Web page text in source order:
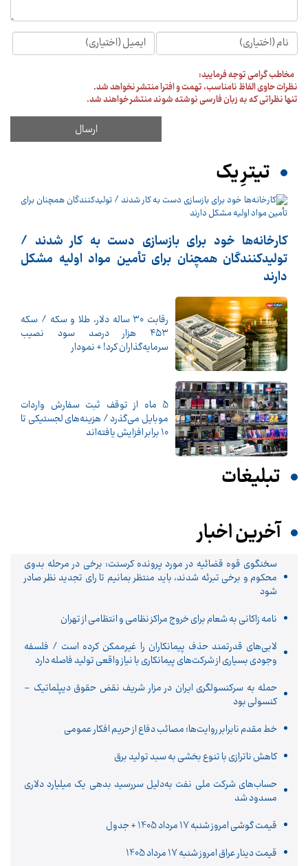
مخاطب گرامی توجه فرمایید:
نظرات حاوی الفاظ نامناسب، تهمت و افترا منتشر نخواهد شد.
تنها نظراتی که به زبان فارسی نوشته شوند منتشر خواهند شد.
تیترِ یک
کارخانه‌ها خود برای بازسازی دست به کار شدند /
تولیدکنندگان همچنان برای تأمین مواد اولیه مشکل
دارند
رقابت ۳۰ ساله دلار، طلا و سکه / سکه
۴۵۳ هزار درصد سود نصیب
سرمایه‌گذاران کرد! + نمودار
5 ماه از توقف ثبت سفارش واردات
موبایل می‌گذرد / هزینه‌های لجستیکی تا
10 برابر افزایش یافته‌اند
تبلیغات
آخرین اخبار
سخنگوی قوه قضائیه در مورد پرونده کرسنت: برخی در مرحله بدوی
محکوم و برخی تبرئه شدند، باید منتظر بمانیم تا رای تجدید نظر صادر
شود
نامه زاکانی به شعام برای خروج مراکز نظامی و انتظامی از تهران
لابی‌های قدرتمند حذف پیمانکاران را غیرممکن کرده است / فلسفه
وجودی بسیاری از شرکت‌های پیمانکاری با نیاز واقعی تولید فاصله دارد
حمله به سرکنسولگری ایران در مزار شریف نقض حقوق دیپلماتیک –
کنسولی بود
خط مقدم نابرابر روایت‌ها؛ مصائب دفاع از حریم افکار عمومی
کاهش ناترازی با تنوع بخشی به سبد تولید برق
حساب‌های شرکت ملی نفت به‌دلیل سررسید بدهی یک میلیارد دلاری
مسدود شد
قیمت گوشی امروز شنبه 17 مرداد 1405 + جدول
قیمت دینار عراق امروز شنبه 17 مرداد 1405